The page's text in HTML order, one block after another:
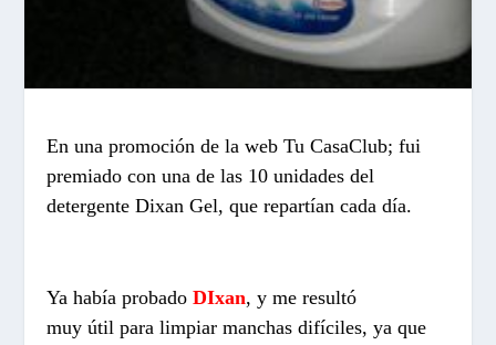
En una promoción de la web Tu CasaClub; fui
premiado con una de las 10 unidades del
detergente Dixan Gel, que repartían cada día.
Ya había probadoDIxan, y me resultó
muy útil para limpiar manchas difíciles, ya que